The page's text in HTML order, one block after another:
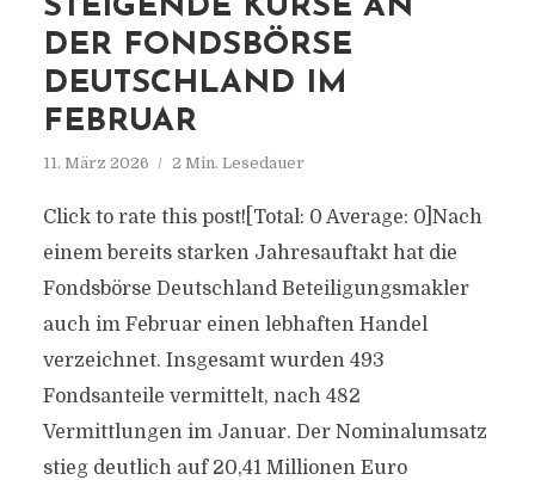
STEIGENDE KURSE AN
DER FONDSBÖRSE
DEUTSCHLAND IM
FEBRUAR
11. März 2026 2 Min. Lesedauer
Click to rate this post![Total: 0 Average: 0]Nach
einem bereits starken Jahresauftakt hat die
Fondsbörse Deutschland Beteiligungsmakler
auch im Februar einen lebhaften Handel
verzeichnet. Insgesamt wurden 493
Fondsanteile vermittelt, nach 482
Vermittlungen im Januar. Der Nominalumsatz
stieg deutlich auf 20,41 Millionen Euro